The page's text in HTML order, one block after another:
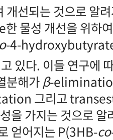
선되는 것으로 알
물성 개선을 위하
-4-
있다. 이들 연구에
분해가β-
그리고
을 가지는 것으로
얻어지는 P(3HB-co